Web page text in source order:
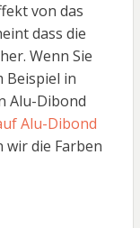
von das
dass die
Wenn Sie
Beispiel in
Alu-Dibond
Alu-Dibond
wir die Farben